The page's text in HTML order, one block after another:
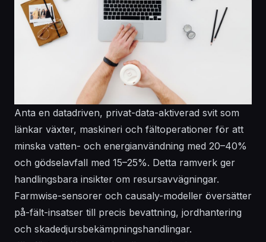
Anta en datadriven, privat-data-aktiverad svit som
länkar växter, maskineri och fältoperationer för att
minska vatten- och energianvändning med 20–40%
och gödselavfall med 15–25%. Detta ramverk ger
handlingsbara insikter om resursavvägningar.
Farmwise-sensorer och causaly-modeller översätter
på-fält-insatser till precis bevattning, jordhantering
och skadedjursbekämpningshandlingar.